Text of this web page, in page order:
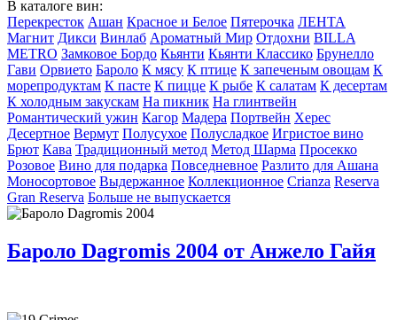
В каталоге вин:
Перекресток Ашан Красное и Белое Пятерочка ЛЕНТА
Магнит Дикси Винлаб Ароматный Мир Отдохни BILLA
METRO Замковое Бордо Кьянти Кьянти Классико Брунелло
Гави Орвието Бароло К мясу К птице К запеченым овощам К
морепродуктам К пасте К пицце К рыбе К салатам К десертам
К холодным закускам На пикник На глинтвейн
Романтический ужин Кагор Мадера Портвейн Херес
Десертное Вермут Полусухое Полусладкое Игристое вино
Брют Кава Традиционный метод Метод Шарма Просекко
Розовое Вино для подарка Повседневное Разлито для Ашана
Моносортовое Выдержанное Коллекционное Crianza Reserva
Gran Reserva Больше не выпускается
Бароло Dagromis 2004 от Анжело Гайя